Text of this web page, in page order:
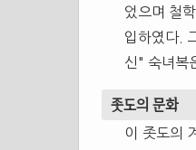
었으며 철
입하였다.
신" 숙녀복
좃도의 문화
이 좃도의